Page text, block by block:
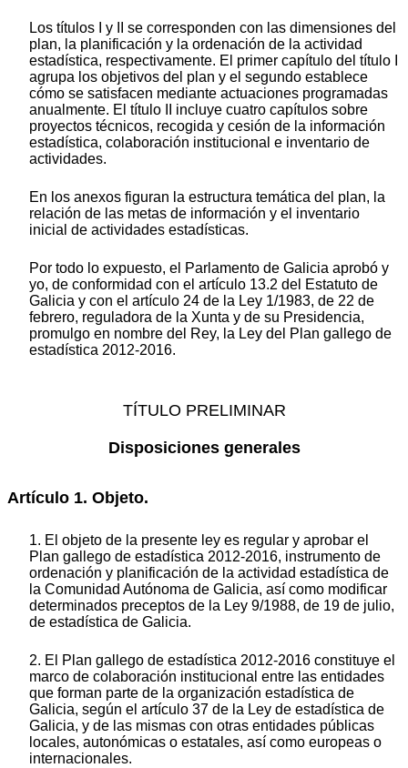
Los títulos I y II se corresponden con las dimensiones del
plan, la planificación y la ordenación de la actividad
estadística, respectivamente. El primer capítulo del título I
agrupa los objetivos del plan y el segundo establece
cómo se satisfacen mediante actuaciones programadas
anualmente. El título II incluye cuatro capítulos sobre
proyectos técnicos, recogida y cesión de la información
estadística, colaboración institucional e inventario de
actividades.
En los anexos figuran la estructura temática del plan, la
relación de las metas de información y el inventario
inicial de actividades estadísticas.
Por todo lo expuesto, el Parlamento de Galicia aprobó y
yo, de conformidad con el artículo 13.2 del Estatuto de
Galicia y con el artículo 24 de la Ley 1/1983, de 22 de
febrero, reguladora de la Xunta y de su Presidencia,
promulgo en nombre del Rey, la Ley del Plan gallego de
estadística 2012-2016.
TÍTULO PRELIMINAR
Disposiciones generales
Artículo 1. Objeto.
1. El objeto de la presente ley es regular y aprobar el
Plan gallego de estadística 2012-2016, instrumento de
ordenación y planificación de la actividad estadística de
la Comunidad Autónoma de Galicia, así como modificar
determinados preceptos de la Ley 9/1988, de 19 de julio,
de estadística de Galicia.
2. El Plan gallego de estadística 2012-2016 constituye el
marco de colaboración institucional entre las entidades
que forman parte de la organización estadística de
Galicia, según el artículo 37 de la Ley de estadística de
Galicia, y de las mismas con otras entidades públicas
locales, autonómicas o estatales, así como europeas o
internacionales.